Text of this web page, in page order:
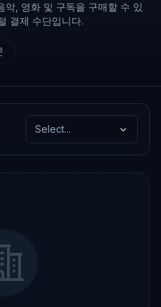
, 영화 및 구독을 구매할 수 있
결제 수단입니다.
Select...